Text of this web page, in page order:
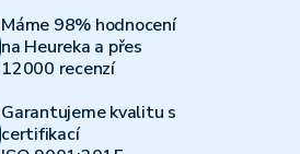
Máme 98% hodnocení
na Heureka a přes
12000 recenzí
Garantujeme kvalitu s
certifikací